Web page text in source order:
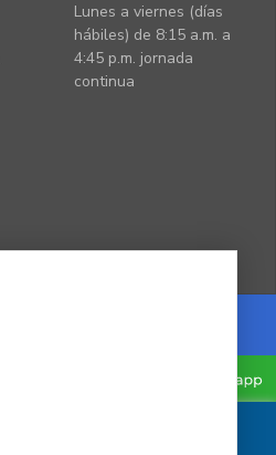
Lunes a viernes (días
hábiles) de 8:15 a.m. a
4:45 p.m. jornada
continua
Powered by Nexura